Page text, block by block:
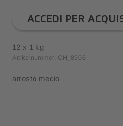
ACCEDI PER
12 x 1 kg
Artikelnummer: CH_8906
arrosto medio